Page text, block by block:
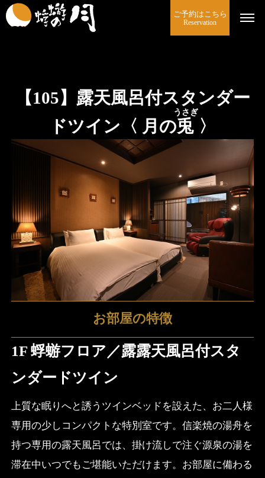
ご予約はこちら
Reservation
【105】露天風呂付スタンダー
ドツイン〈 月の兎
うさぎ
〉
お部屋の特徴
1F 蜉蝣フロア／露露天風呂付スタ
ンダードツイン
上質な眠りへと誘うツインベッドを設えた、お二人様
専用の少しコンパクトな特別室です。信楽焼の湯舟を
持つ専用の露天風呂では、掛け流しで注ぐ源泉の湯を
滞在中いつでもご堪能いただけます。お部屋に備わる